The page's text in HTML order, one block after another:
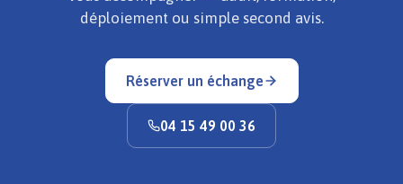
déploiement ou simple second avis.
Réserver un échange
04 15 49 00 36